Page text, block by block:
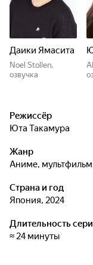
Даики Ямасита
Noel Stollen,
озвучка
Режиссёр
Юта Такамура
Жанр
аниме,
Страна и год
Япония, 2024
Длительность
≈ 24 минуты